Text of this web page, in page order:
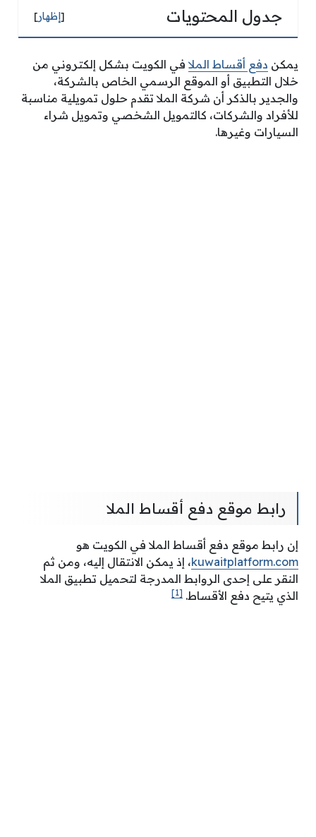
جدول المحتويات [إظهار]
يمكن دفع أقساط الملا في الكويت بشكل إلكتروني من
خلال التطبيق أو الموقع الرسمي الخاص بالشركة،
والجدير بالذكر أن شركة الملا تقدم حلول تمويلية مناسبة
للأفراد والشركات، كالتمويل الشخصي وتمويل شراء
السيارات وغيرها.
رابط موقع دفع أقساط الملا
إن رابط موقع دفع أقساط الملا في الكويت هو
kuwaitplatform.com، إذ يمكن الانتقال إليه، ومن ثم
النقر على إحدى الروابط المدرجة لتحميل تطبيق الملا
الذي يتيح دفع الأقساط. [1]